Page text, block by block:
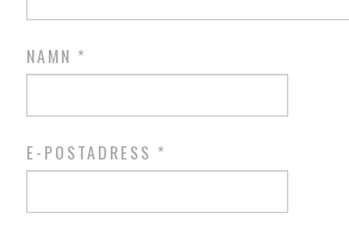
NAMN *
E-POSTADRESS *